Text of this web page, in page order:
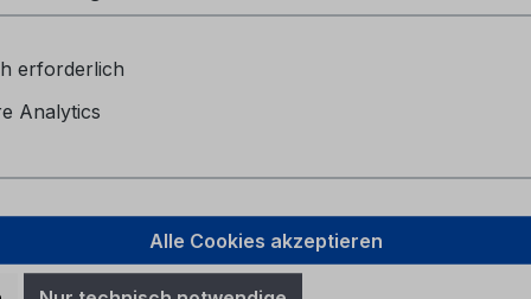
CG2147CHE
erforderlich
Analytics
Alle Cookies akzeptieren